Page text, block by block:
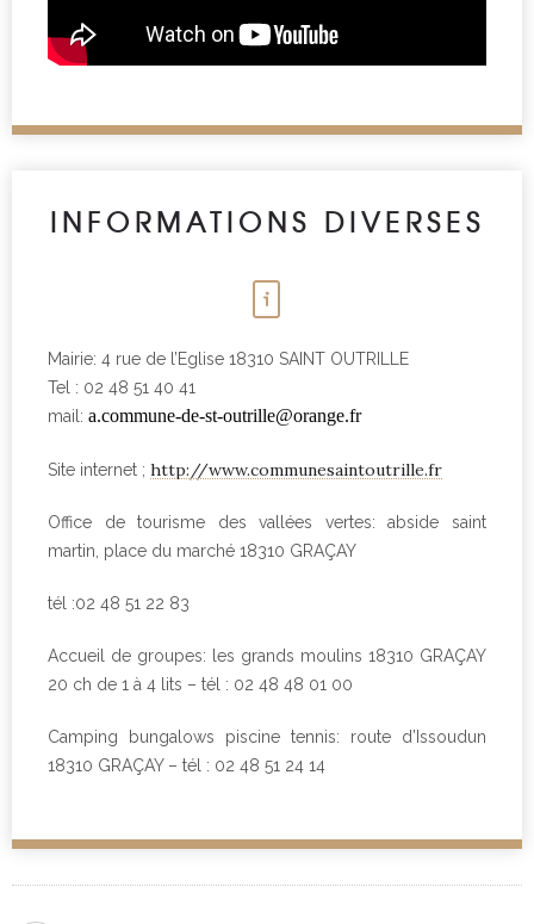
INFORMATIONS DIVERSES
Mairie: 4 rue de l’Eglise 18310 SAINT OUTRILLE
Tel : 02 48 51 40 41
mail: a.commune-de-st-outrille@orange.fr
Site internet ; http://www.communesaintoutrille.fr
Office de tourisme des vallées vertes: abside saint
martin, place du marché 18310 GRAÇAY
tél :02 48 51 22 83
Accueil de groupes: les grands moulins 18310 GRAÇAY
20 ch de 1 à 4 lits – tél : 02 48 48 01 00
Camping bungalows piscine tennis: route d’Issoudun
18310 GRAÇAY – tél : 02 48 51 24 14